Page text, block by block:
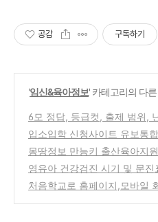
공감 구독하기
'임신&육아정보' 카테고리의 다
6모 정답, 등급컷, 출제 범위,
027학년도 6월 모의고사)
(0)
입소입학 신청사이트 유보통
치원 우선모집 조건, 접수일정
(2)
몽땅정보 만능키 출산육아지
스사업 및 사전 알림 기능 총정
영유아 건강검진 시기 및 문진
영유아검진 결과표 출력 방법
처음학교로 홈페이지,모바일